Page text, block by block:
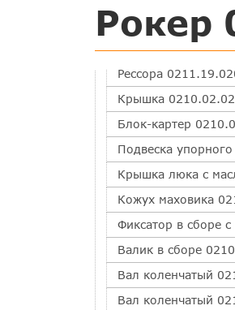
Рокер
Штанга
Стакан в сборе
Рессора
Крышка
Блок-картер
Подвеска
Крышка люка с
Кожух маховика
Фиксатор в сборе
Валик в сборе
Вал коленчатый
Вал коленчатый